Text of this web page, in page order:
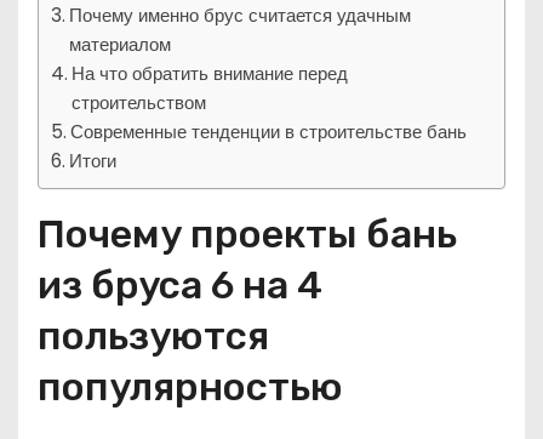
Почему именно брус считается удачным
материалом
На что обратить внимание перед
строительством
Современные тенденции в строительстве бань
Итоги
Почему проекты бань
из бруса 6 на 4
пользуются
популярностью